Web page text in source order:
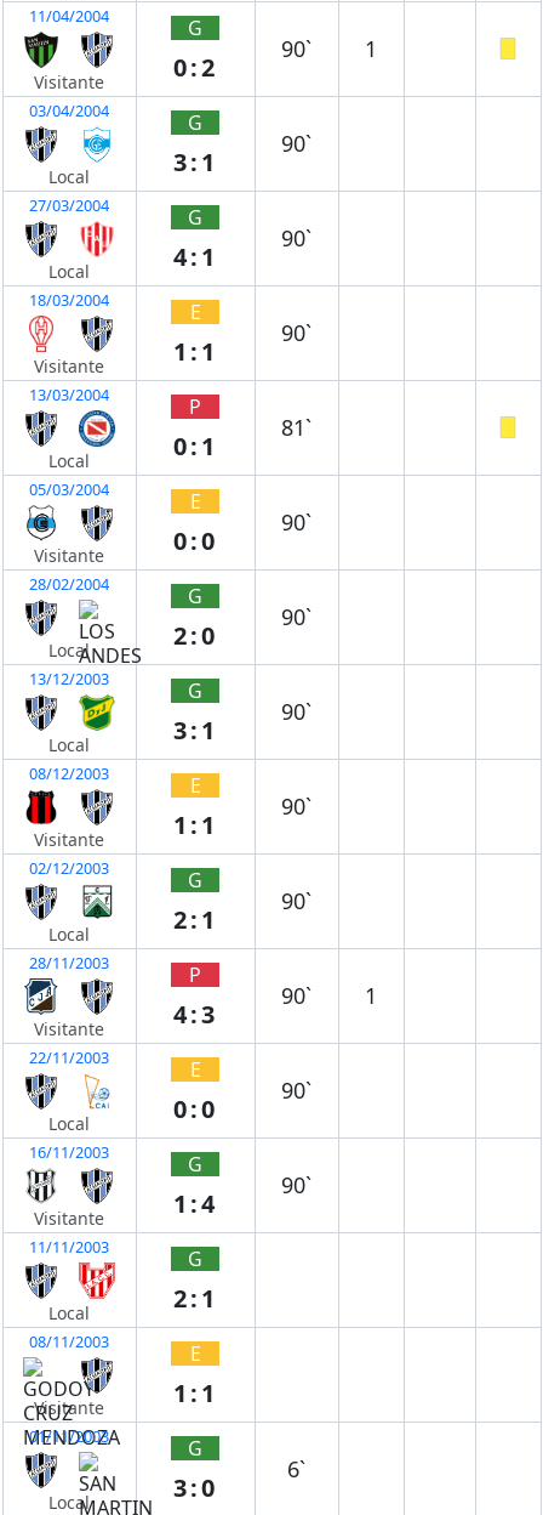
11/04/2004
Visitante
G
0:2
90` 1
03/04/2004
Local
G
3:1
90`
27/03/2004
Local
G
4:1
90`
18/03/2004
Visitante
E
1:1
90`
13/03/2004
Local
P
0:1
81`
05/03/2004
Visitante
E
0:0
90`
28/02/2004
Local
G
2:0
90`
13/12/2003
Local
G
3:1
90`
08/12/2003
Visitante
E
1:1
90`
02/12/2003
Local
G
2:1
90`
28/11/2003
Visitante
P
4:3
90` 1
22/11/2003
Local
E
0:0
90`
16/11/2003
Visitante
G
1:4
90`
11/11/2003
Local
G
2:1
08/11/2003
Visitante
E
1:1
01/11/2003
Local
G
3:0
6`